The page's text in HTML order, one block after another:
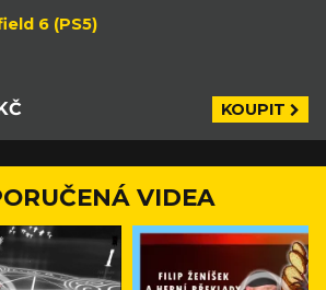
6 (PS5)
KOUPIT
VIDEA